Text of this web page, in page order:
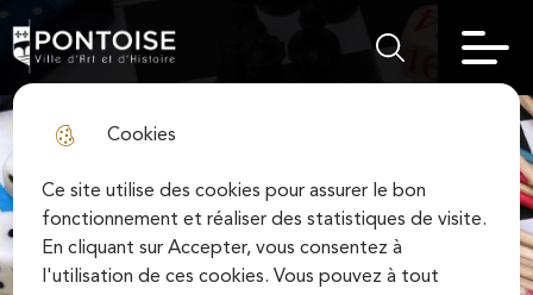
Cookies
Ce site utilise des cookies pour assurer le bon
fonctionnement et réaliser des statistiques de visite.
En cliquant sur Accepter, vous consentez à
l'utilisation de ces cookies. Vous pouvez à tout
to
menu
Skip to
search
Skip to
site map
Pontoise | Ville d'art et d'histoireMenu principalRechercher sur